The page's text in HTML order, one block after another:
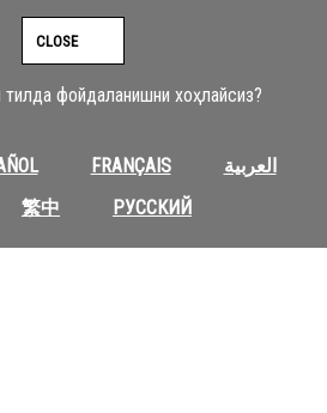
тилда фойдаланишни хоҳлайсиз?
FRANÇAIS
العربية
繁中 РУССКИЙ
CLOSE